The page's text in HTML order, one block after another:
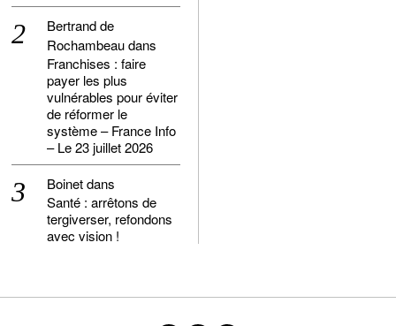
Bertrand de
Rochambeaudans
Franchises : faire
payer les plus
vulnérables pour éviter
de réformer le
système – France Info
– Le 23 juillet 2026
Boinetdans
Santé : arrêtons de
tergiverser, refondons
avec vision !